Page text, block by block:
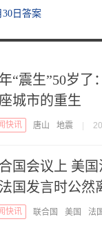
日答案
“震生”50岁了
城市的重生
快讯 唐山 地震
国会议上 美
国发言时公然
快讯 联合国 美国 法